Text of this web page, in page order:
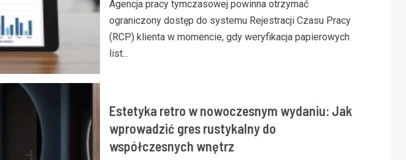
Agencja pracy tymczasowej powinna otrzymać
ograniczony dostęp do systemu Rejestracji Czasu Pracy
(RCP) klienta w momencie, gdy weryfikacja papierowych
list...
Estetyka retro w nowoczesnym wydaniu: Jak
wprowadzić gres rustykalny do
współczesnych wnętrz